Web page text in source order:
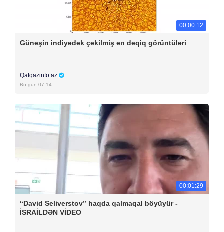
00:00:12
Günəşin indiyədək çəkilmiş ən dəqiq görüntüləri
Qafqazinfo.az
Bu gün 07:14
00:01:29
“David Seliverstov” haqda qalmaqal böyüyür -
İSRAİLDƏN VİDEO